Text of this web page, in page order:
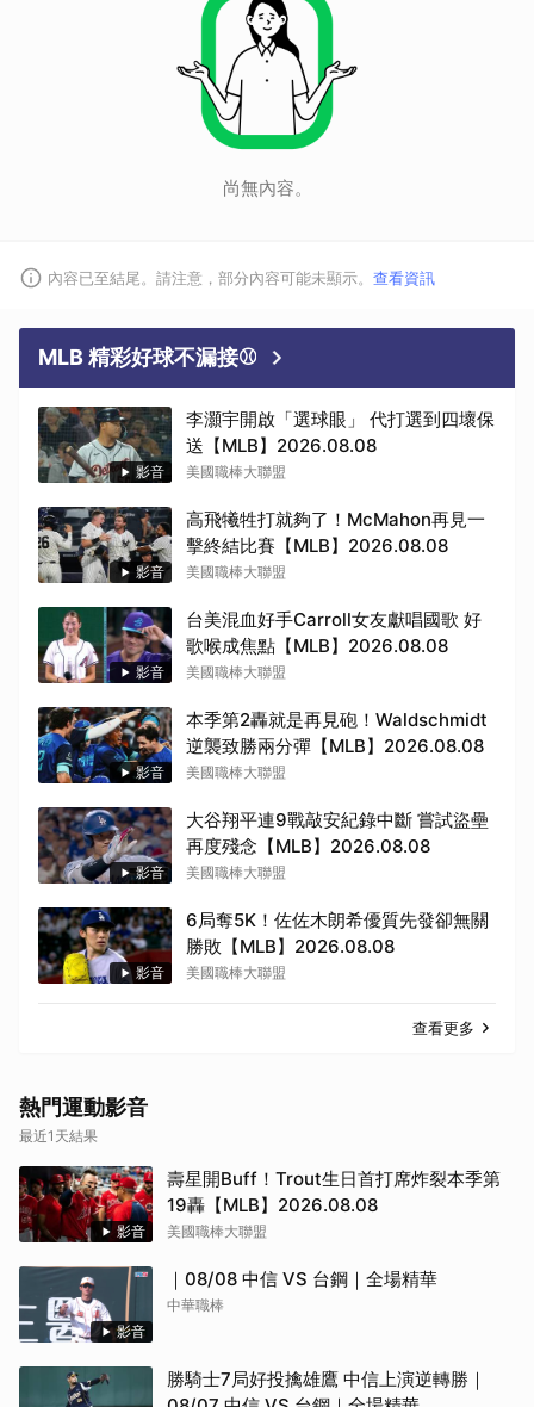
尚無內容。
內容已至結尾。請注意，部分內容可能未顯示。 查看資訊
MLB 精彩好球不漏接⚾
影音
李灝宇開啟「選球眼」 代打選到四壞保
送【MLB】2026.08.08
美國職棒大聯盟
影音
高飛犧牲打就夠了！McMahon再見一
擊終結比賽【MLB】2026.08.08
美國職棒大聯盟
影音
台美混血好手Carroll女友獻唱國歌 好
歌喉成焦點【MLB】2026.08.08
美國職棒大聯盟
影音
本季第2轟就是再見砲！Waldschmidt
逆襲致勝兩分彈【MLB】2026.08.08
美國職棒大聯盟
影音
大谷翔平連9戰敲安紀錄中斷 嘗試盜壘
再度殘念【MLB】2026.08.08
美國職棒大聯盟
影音
6局奪5K！佐佐木朗希優質先發卻無關
勝敗【MLB】2026.08.08
美國職棒大聯盟
查看更多
熱門運動影音
最近1天結果
影音
壽星開Buff！Trout生日首打席炸裂本季第
19轟【MLB】2026.08.08
美國職棒大聯盟
影音
｜08/08 中信 VS 台鋼｜全場精華
中華職棒
勝騎士7局好投擒雄鷹 中信上演逆轉勝｜